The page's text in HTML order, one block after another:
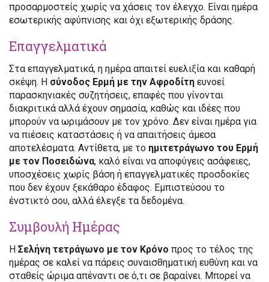
προσαρμοστείς χωρίς να χάσεις τον έλεγχο. Είναι ημέρα
εσωτερικής αφύπνισης και όχι εξωτερικής δράσης.
Επαγγελματικά
Στα επαγγελματικά, η ημέρα απαιτεί ευελιξία και καθαρή
σκέψη. Η σύνοδος Ερμή με την Αφροδίτη ευνοεί
παρασκηνιακές συζητήσεις, επαφές που γίνονται
διακριτικά αλλά έχουν σημασία, καθώς και ιδέες που
μπορούν να ωριμάσουν με τον χρόνο. Δεν είναι ημέρα για
να πιέσεις καταστάσεις ή να απαιτήσεις άμεσα
αποτελέσματα. Αντίθετα, με το ημιτετράγωνο του Ερμή
με τον Ποσειδώνα, καλό είναι να αποφύγεις ασάφειες,
υποσχέσεις χωρίς βάση ή επαγγελματικές προσδοκίες
που δεν έχουν ξεκάθαρο έδαφος. Εμπιστεύσου το
ένστικτό σου, αλλά έλεγξε τα δεδομένα.
Συμβουλή Ημέρας
Η Σελήνη τετράγωνο με τον Κρόνο προς το τέλος της
ημέρας σε καλεί να πάρεις συναισθηματική ευθύνη και να
σταθείς ώριμα απέναντι σε ό,τι σε βαραίνει. Μπορεί να